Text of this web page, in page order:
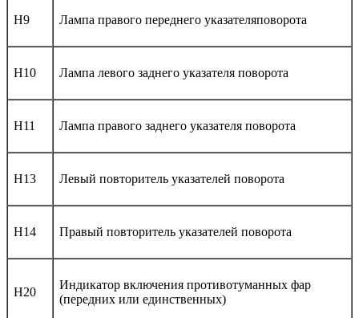
H9 Лампа правого переднего указателяповорота
H10 Лампа левого заднего указателя поворота
H11 Лампа правого заднего указателя поворота
H13 Левый повторитель указателей поворота
H14 Правый повторитель указателей поворота
H20
Индикатор включения противотуманных фар
(передних или единственных)